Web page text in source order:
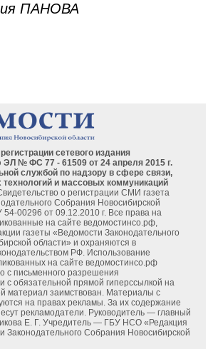
ПАНОВА
сетевого издания
№ ФС 77 - 61509 от 24 апреля 2015 г.
службой по надзору в сфере связи,
и массовых коммуникаций
о регистрации СМИ газета
Собрания Новосибирской
00296 от 09.12.2010 г. Все права на
на сайте ведомостинсо.рф,
газеты «Ведомости Законодательного
области» и охраняются в
РФ. Использование
на сайте ведомостинсо.рф
с письменного разрешения
с обязательной прямой гиперссылкой на
материал заимствован. Материалы с
на правах рекламы. За их содержание
рекламодатели. Руководитель — главный
Е. Г. Учредитель — ГБУ НСО «Редакция
Законодательного Собрания Новосибирской